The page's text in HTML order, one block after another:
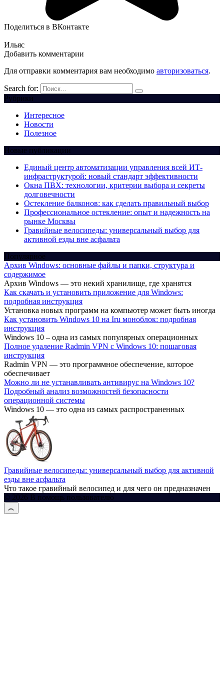
Поделиться в ВКонтакте
Ильяс
Добавить комментарии
Для отправки комментария вам необходимо авторизоваться.
Search for:
Рубрики
Интересное
Новости
Полезное
Новые публикации
Единый центр автоматизации управления всей ИТ-
инфраструктурой: новый стандарт эффективности
Окна ПВХ: технологии, критерии выбора и секреты
долговечности
Остекление балконов: как сделать правильный выбор
Профессиональное остекление: опыт и надежность на
рынке Москвы
Гравийные велосипеды: универсальный выбор для
активной езды вне асфальта
Популярное
Архив Windows: основные файлы и папки, структура и
содержимое
Архив Windows — это некий хранилище, где хранятся
Как скачать и установить приложение для Windows:
подробная инструкция
Установка новых программ на компьютер может быть иногда
Как установить Windows 10 на Iru моноблок: подробная
инструкция
Windows 10 – одна из самых популярных операционных
Полное удаление Radmin VPN с Windows 10: пошаговая
инструкция
Radmin VPN — это программное обеспечение, которое
обеспечивает
Можно ли не устанавливать антивирус на Windows 10?
Подробный анализ возможностей безопасности
операционной системы
Windows 10 — это одна из самых распространенных
Гравийные велосипеды: универсальный выбор для активной
езды вне асфальта
Что такое гравийный велосипед и для чего он предназначен
© 2026 В помощь пользователю